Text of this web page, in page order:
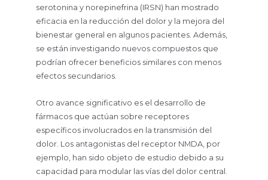
serotonina y norepinefrina (IRSN) han mostrado
eficacia en la reducción del dolor y la mejora del
bienestar general en algunos pacientes. Además,
se están investigando nuevos compuestos que
podrían ofrecer beneficios similares con menos
efectos secundarios.
Otro avance significativo es el desarrollo de
fármacos que actúan sobre receptores
específicos involucrados en la transmisión del
dolor. Los antagonistas del receptor NMDA, por
ejemplo, han sido objeto de estudio debido a su
capacidad para modular las vías del dolor central.